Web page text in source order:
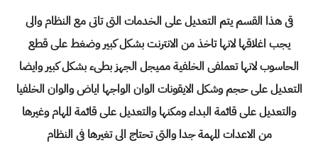
قى هذا القسم يتم التعديل على الخدمات التى تاتى مع النظام والى
يجب اغلاقها لانها تاخذ من الانترنت بشكل كبير وضغط على قطع
الحاسوب لانها تعملفى الخلفية مميجل الجهز بطىء بشكل كبير وايضا
التعديل على حجم وشكل الايقونات الوان الواجها اياض والوان الخلفيا
والتعديل على قائمة البداء ومكنها والتعديل على قائمة المهام وغيرها
من الاعدات المهمة جدا والتى تحتاج الى تغيرها فى النظام